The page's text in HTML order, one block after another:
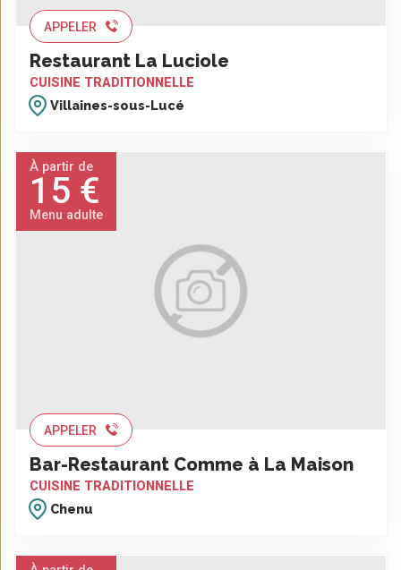
APPELER
Restaurant La Luciole
CUISINE TRADITIONNELLE
Villaines-sous-Lucé
À partir de
15 €
Menu adulte
APPELER
Bar-Restaurant Comme à La Maison
CUISINE TRADITIONNELLE
Chenu